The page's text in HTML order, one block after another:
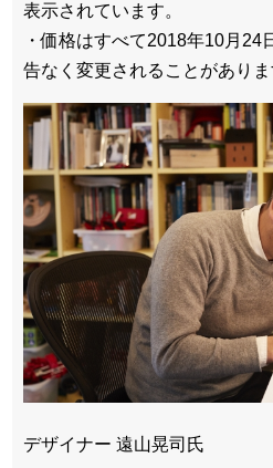
表示されています。
・価格はすべて2018年10月24
告なく変更されることがありま
デザイナー 遠山晃司氏